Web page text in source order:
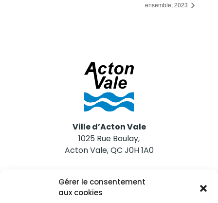
Gérer le consentement
aux cookies
ensemble, 2023
Ville d’Acton Vale
1025 Rue Boulay,
Acton Vale, QC J0H 1A0
Nous joindre
Tél. 450 546-2703